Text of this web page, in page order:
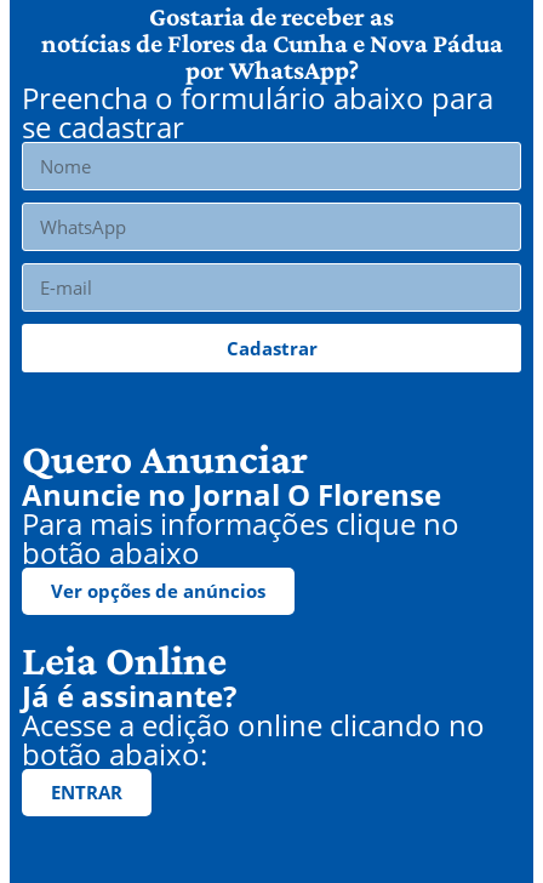
Gostaria de receber as
notícias de Flores da Cunha e Nova Pádua
por WhatsApp?
Preencha o formulário abaixo para
se cadastrar
Cadastrar
Quero Anunciar
Anuncie no Jornal O Florense
Para mais informações clique no
botão abaixo
Ver opções de anúncios
Leia Online
Já é assinante?
Acesse a edição online clicando no
botão abaixo:
ENTRAR